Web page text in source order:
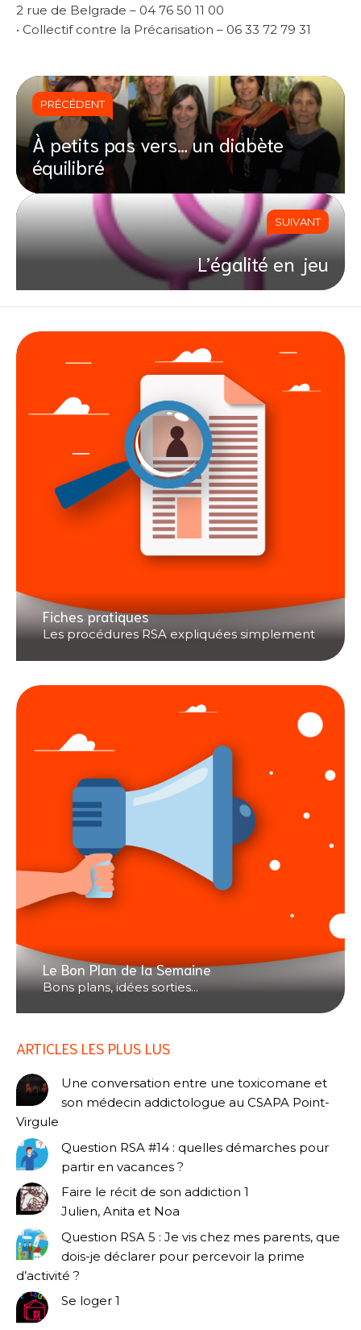
2 rue de Belgrade – 04 76 50 11 00
• Collectif contre la Précarisation – 06 33 72 79 31
PRÉCÉDENT
À petits pas vers… un diabète
équilibré
SUIVANT
L’égalité en jeu
Fiches pratiques
Les procédures RSA expliquées simplement
Le Bon Plan de la Semaine
Bons plans, idées sorties...
ARTICLES LES PLUS LUS
Une conversation entre une toxicomane et
son médecin addictologue au CSAPA Point-
Virgule
Question RSA #14 : quelles démarches pour
partir en vacances ?
Faire le récit de son addiction 1
Julien, Anita et Noa
Question RSA 5 : Je vis chez mes parents, que
dois-je déclarer pour percevoir la prime
d’activité ?
Se loger 1